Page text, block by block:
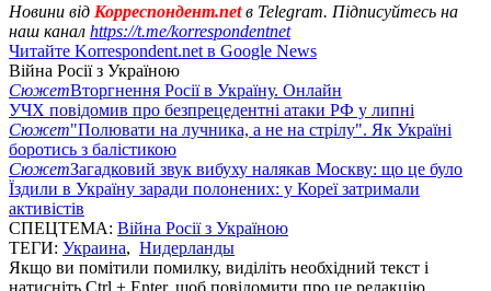
Новини від Корреспондент.netв Telegram. Підписуйтесь на
наш канал https://t.me/korrespondentnet
Читайте Korrespondent.net в Google News
Війна Росії з Україною
СюжетВторгнення Росії в Україну. Онлайн
УЧХ повідомив про безпрецедентні атаки РФ у липні
Сюжет"Полювати на лучника, а не на стрілу". Як Україні
боротись з балістикою
СюжетЗагадковий звук вибуху налякав Москву: що це було
Їздили в Україну заради полонених: у Кореї затримали
активістів
СПЕЦТЕМА: Війна Росії з Україною
ТЕГИ: Украина, Нидерланды
Якщо ви помітили помилку, виділіть необхідний текст і
натисніть Ctrl + Enter, щоб повідомити про це редакцію.